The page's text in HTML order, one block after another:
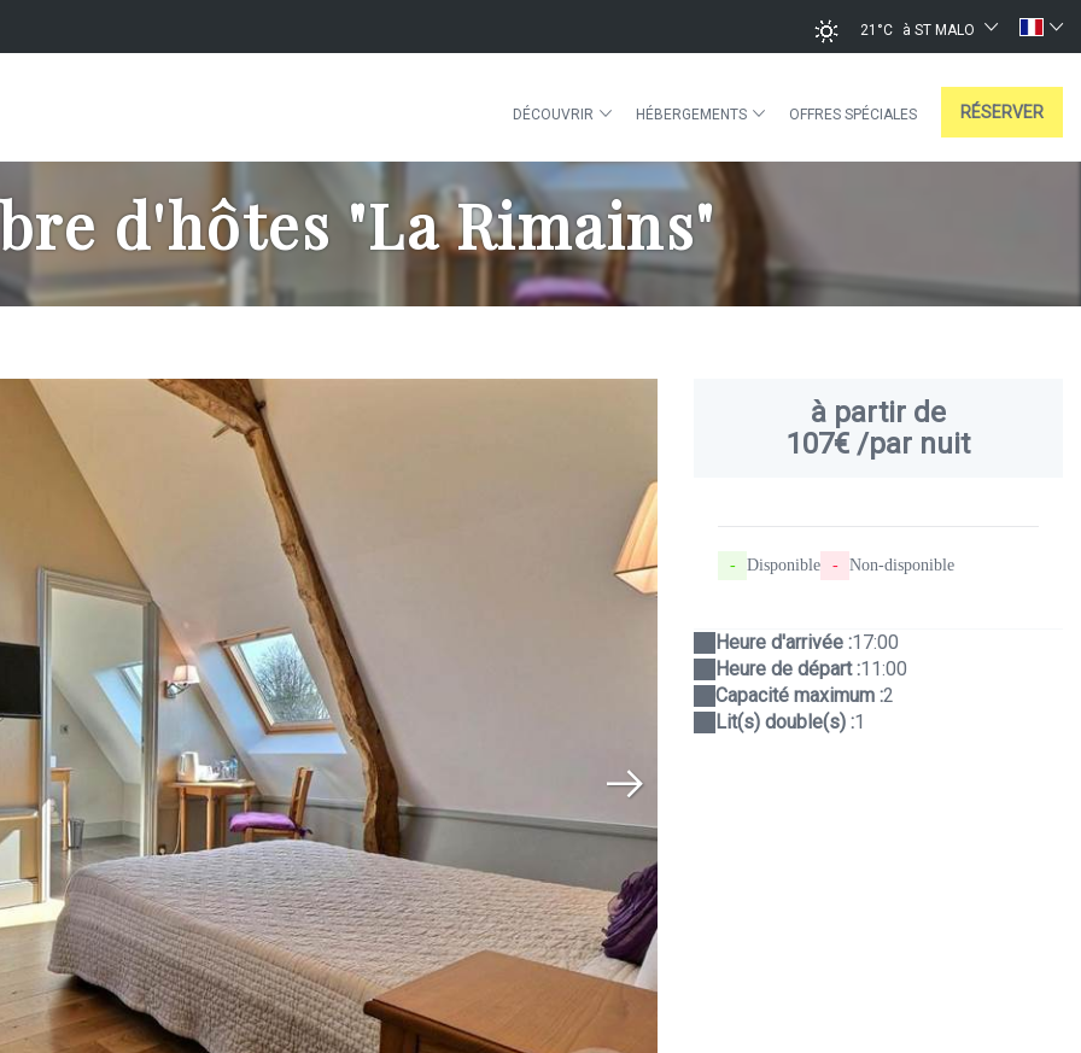
21°C à ST MALO
DÉCOUVRIR HÉBERGEMENTS OFFRES SPÉCIALES RÉSERVER
d'hôtes "La Rimains"
à partir de
107€ /par nuit
- Disponible - Non-disponible
Heure d'arrivée :17:00
Heure de départ :11:00
Capacité maximum :2
Lit(s) double(s) :1